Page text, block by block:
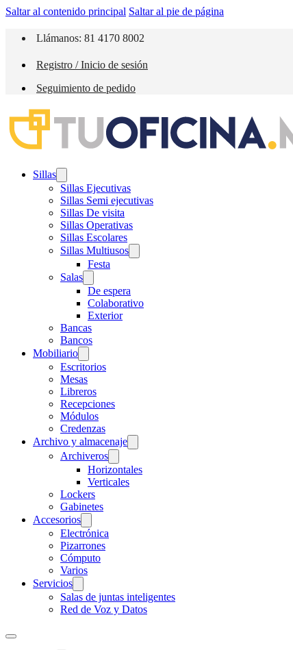
Saltar al contenido principal Saltar al pie de página
Llámanos: 81 4170 8002
Registro / Inicio de sesión
Seguimiento de pedido
Sillas
Sillas Ejecutivas
Sillas Semi ejecutivas
Sillas De visita
Sillas Operativas
Sillas Escolares
Sillas Multiusos
Festa
Salas
De espera
Colaborativo
Exterior
Bancas
Bancos
Mobiliario
Escritorios
Mesas
Libreros
Recepciones
Módulos
Credenzas
Archivo y almacenaje
Archiveros
Horizontales
Verticales
Lockers
Gabinetes
Accesorios
Electrónica
Pizarrones
Cómputo
Varios
Servicios
Salas de juntas inteligentes
Red de Voz y Datos